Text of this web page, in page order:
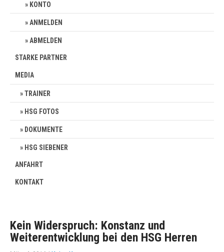
KONTO
ANMELDEN
ABMELDEN
STARKE PARTNER
MEDIA
TRAINER
HSG FOTOS
DOKUMENTE
HSG SIEBENER
ANFAHRT
KONTAKT
Kein Widerspruch: Konstanz und
Weiterentwicklung bei den HSG Herren